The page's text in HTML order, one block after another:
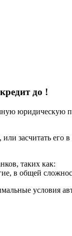
до !
юридическую
засчитать его
таких как:
в общей
условия